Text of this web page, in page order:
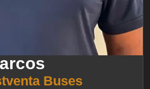
Buses